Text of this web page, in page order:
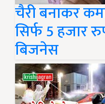
चैरी बनाकर
सिर्फ 5 हजार
बिजनेस